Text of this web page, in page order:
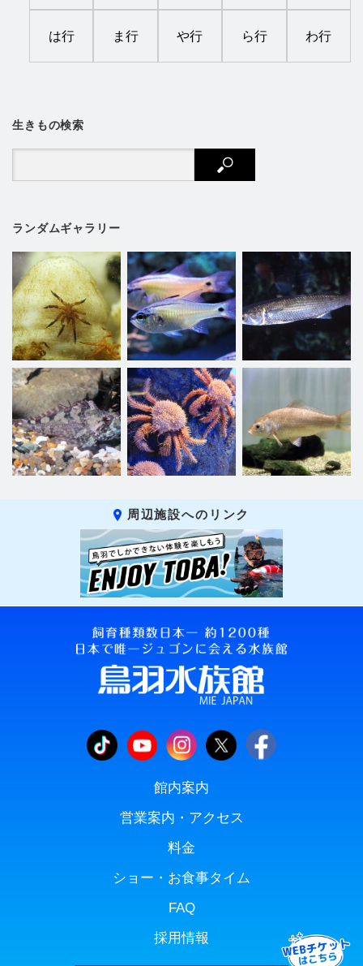
は行 ま行 や行 ら行 わ行
生きもの検索
ランダムギャラリー
周辺施設へのリンク
館内案内
営業案内・アクセス
料金
ショー・お食事タイム
FAQ
採用情報